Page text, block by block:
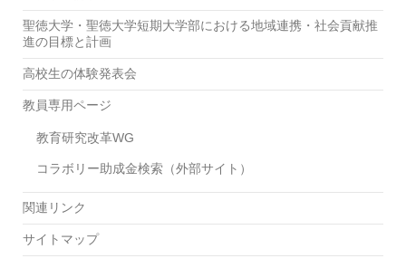
聖徳大学・聖徳大学短期大学部における地域連携・社会貢献推
進の目標と計画
高校生の体験発表会
教員専用ページ
教育研究改革WG
コラボリー助成金検索（外部サイト）
関連リンク
サイトマップ